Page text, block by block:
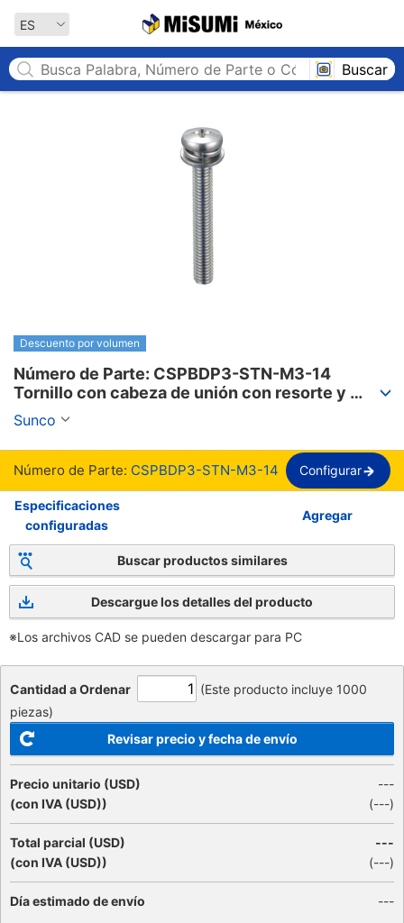
ES
Buscar
Descuento por volumen
Número de Parte: CSPBDP3-STN-M3-14
Tornillo con cabeza de unión con resorte y
arandela plana - Phillips【1-2,000 piezas por
paquete】
Sunco
Número de Parte: CSPBDP3-STN-M3-14 Configurar
Especificaciones
configuradas
Agregar
Buscar productos similares
Descargue los detalles del producto
※Los archivos CAD se pueden descargar para PC
Cantidad a Ordenar
(Este producto incluye 1000
piezas)
Revisar precio y fecha de envío
Precio unitario (USD)
(con IVA (USD))
---
(---)
Total parcial (USD)
(con IVA (USD))
---
(---)
Día estimado de envío ---